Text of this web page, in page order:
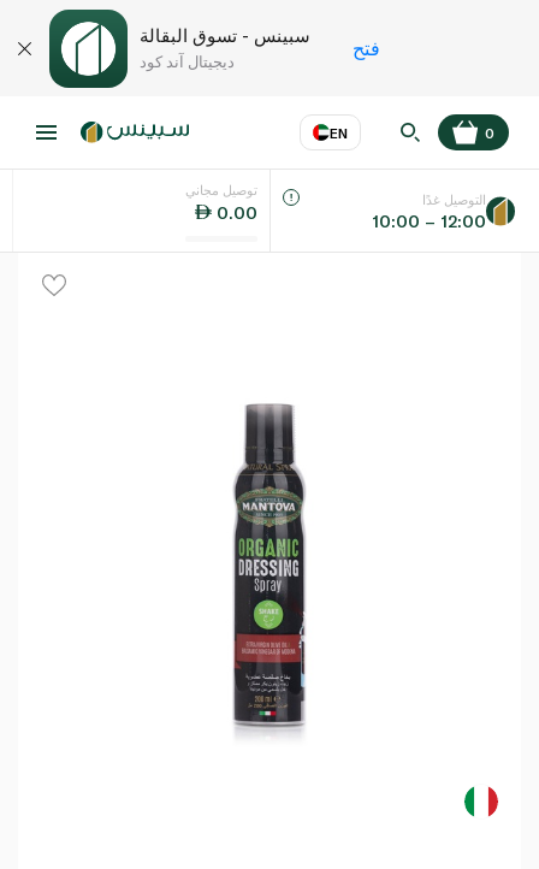
سبينس - تسوق البقالة
ديجيتال آند كود
فتح
EN
اللغة عر
0
توصيل مجاني
0.00
التوصيل غدًا
10:00 – 12:00